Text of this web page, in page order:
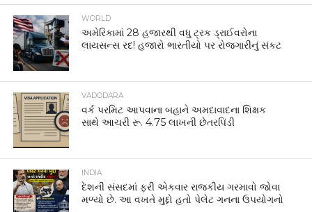
WORLD
અમેરિકામાં 28 હજારથી વધુ ટ્રક ડ્રાઈવરોના
લાયસન્સ રદ! હજારો ભારતીયો પર રોજગારીનું સંકટ
VADODARA
વર્ક પરમિટ આપવાના બહાને અમદાવાદના શિક્ષક
સાથે આચરી રૂ. 4.75 લાખની છેતરપિંડી
INDIA
દેશની સંસદમાં ફરી એકવાર રાજકીય ગરમાવો જોવા
મળ્યો છે. આ વખતે મુદ્દો હતો પેલેટ ગનના ઉપયોગનો